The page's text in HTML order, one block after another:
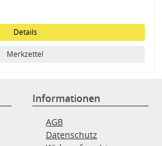
Details
Merkzettel
Informationen
AGB
Datenschutz